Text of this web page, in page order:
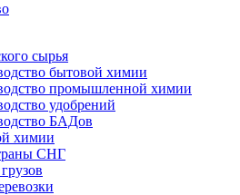
сырья
бытовой химии
промышленной химии
удобрений
БАДов
химии
СНГ